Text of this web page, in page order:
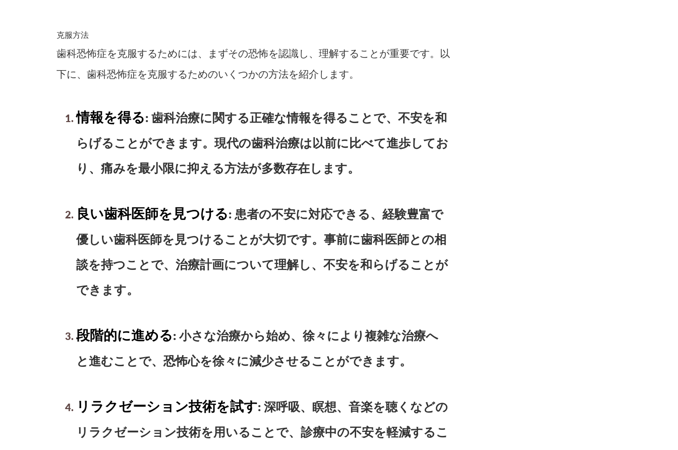
克服方法
歯科恐怖症を克服するためには、まずその恐怖を認識し、理解することが重要です。以
下に、歯科恐怖症を克服するためのいくつかの方法を紹介します。
情報を得る: 歯科治療に関する正確な情報を得ることで、不安を和
らげることができます。現代の歯科治療は以前に比べて進歩してお
り、痛みを最小限に抑える方法が多数存在します。
良い歯科医師を見つける: 患者の不安に対応できる、経験豊富で
優しい歯科医師を見つけることが大切です。事前に歯科医師との相
談を持つことで、治療計画について理解し、不安を和らげることが
できます。
段階的に進める: 小さな治療から始め、徐々により複雑な治療へ
と進むことで、恐怖心を徐々に減少させることができます。
リラクゼーション技術を試す: 深呼吸、瞑想、音楽を聴くなどの
リラクゼーション技術を用いることで、診療中の不安を軽減するこ